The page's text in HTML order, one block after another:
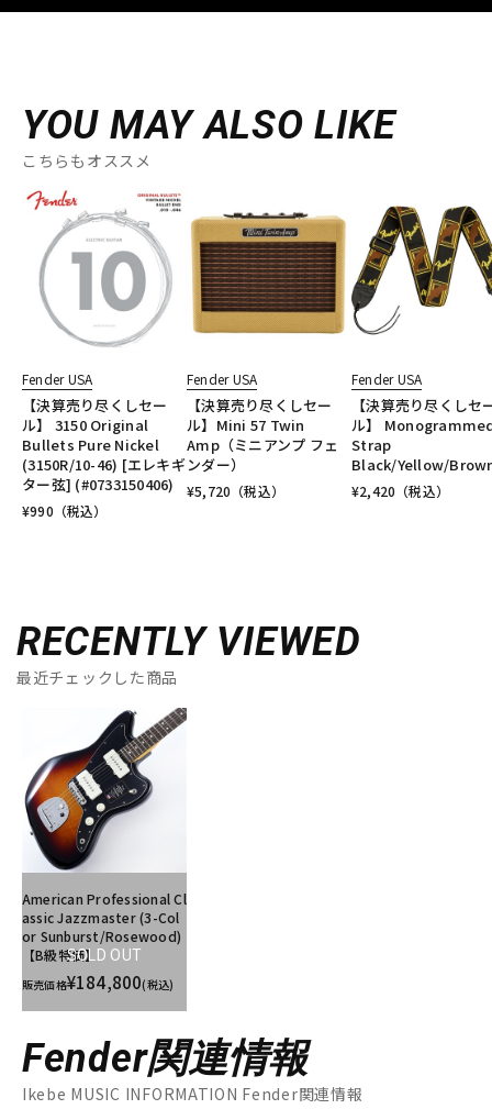
YOU MAY ALSO LIKE
こちらもオススメ
Fender USA
【決算売り尽くしセー
ル】 3150 Original
Bullets Pure Nickel
(3150R/10-46) [エレキギ
ター弦] (#0733150406)
¥990 （税込）
Fender USA
【決算売り尽くしセー
ル】Mini 57 Twin
Amp（ミニアンプ フェ
ンダー）
¥5,720 （税込）
Fender USA
【決算売り尽くしセ
ル】
Strap
Black/Yellow/
¥2,420 （税込）
RECENTLY VIEWED
最近チェックした商品
SOLD OUT
American Professional Cl
assic Jazzmaster (3-Col
or Sunburst/Rosewood)
【B級特価】
販売価格¥184,800(税込)
Fender関連情報
Ikebe MUSIC INFORMATION Fender関連情報